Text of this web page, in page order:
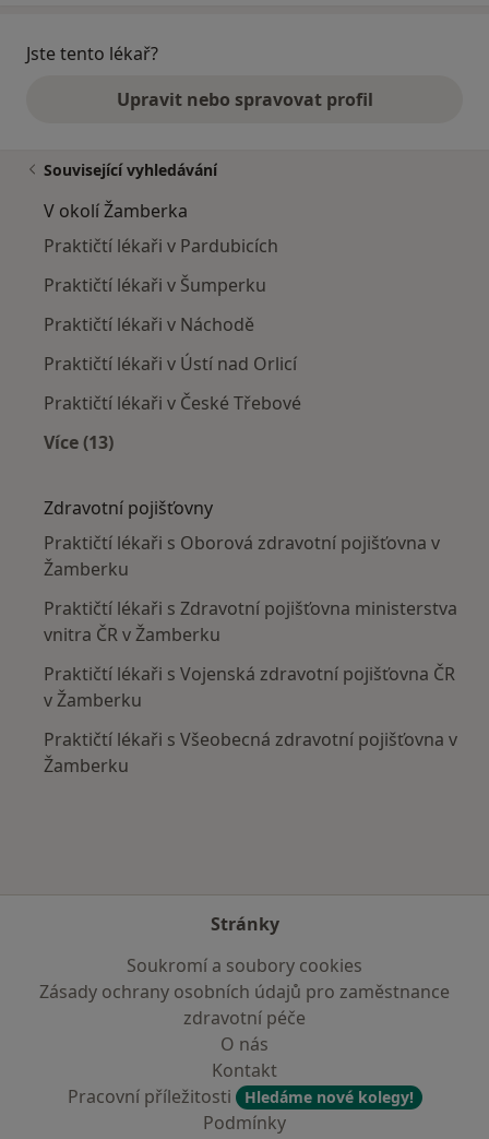
Jste tento lékař?
Upravit nebo spravovat profil
Související vyhledávání
V okolí Žamberka
Praktičtí lékaři v Pardubicích
Praktičtí lékaři v Šumperku
Praktičtí lékaři v Náchodě
Praktičtí lékaři v Ústí nad Orlicí
Praktičtí lékaři v České Třebové
Více (13)
Zdravotní pojišťovny
Praktičtí lékaři s Oborová zdravotní pojišťovna v
Žamberku
Praktičtí lékaři s Zdravotní pojišťovna ministerstva
vnitra ČR v Žamberku
Praktičtí lékaři s Vojenská zdravotní pojišťovna ČR
v Žamberku
Praktičtí lékaři s Všeobecná zdravotní pojišťovna v
Žamberku
Stránky
Soukromí a soubory cookies
Zásady ochrany osobních údajů pro zaměstnance
zdravotní péče
O nás
Kontakt
Pracovní příležitosti
Hledáme nové kolegy!
Podmínky